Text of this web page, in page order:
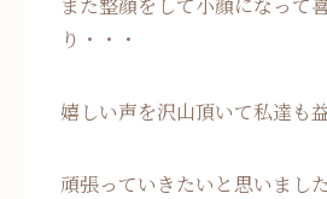
り・・・
嬉しい声を沢山頂いて私達も
頑張っていきたいと思いまし